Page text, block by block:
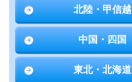
北陸・甲信越
中国・四国
東北・北海道